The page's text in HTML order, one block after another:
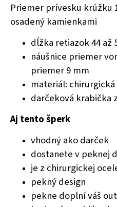
Priemer prívesku krúžku
osadený kamienkami
dĺžka retiazok 44 až
náušnice priemer
priemer 9 mm
materiál:
darčeková krabička
Aj tento šperk
vhodný ako darček
dostanete v peknej
je z chirurgickej
pekný design
pekne doplní váš